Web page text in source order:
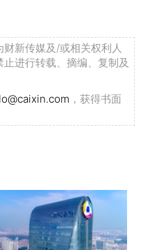
新传媒及/或相关权利人
进行转载、摘编、复制及
，获得书面